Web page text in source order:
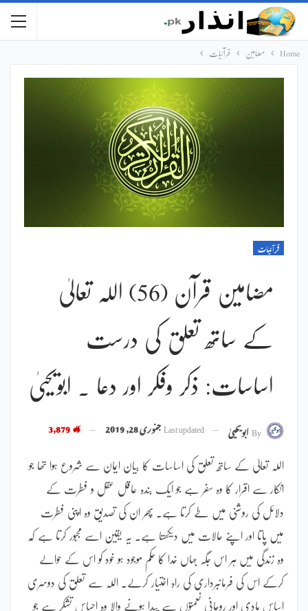
Home مضامین قرآنیات
قرآنیات
مضامین قرآن (56) اللہ تعالیٰ
کے ساتھ تعلق کی درست
اساسات: ذکر وفکر اور دعا ۔ ابویحییٰ
Byابویحییٰ Last updatedجنوری 28, 2019
اللہ تعالیٰ کے ساتھ تعلق کی اساسات کا بیان ایمان سے شروع ہوا تھا جو
انکار سے اقرار کا وہ سفر ہے جو ایک بندہ عاقل عقل و فطرت کے
دلائل کی روشنی میں طے کرتا ہے۔ پھر ان کی تصدیق وہ اپنی فطرت
میں پاتا اور اپنے حالات میں دیکھتا ہے۔ یہ یقین اسے مجبور کرتا ہے کہ
وہ زندگی میں ہر اس جگہ جہاں خدا کا حکم موجود ہو خود کو اس کے حوالے
کرکے اس کی فرمانبرداری کی راہ اختیار کرلے۔ اللہ سے تعلق کی دوسری
اساس مادی اور روحانی نعمتوں سے پیدا ہونے والا وہ احساس تشکر ہے جو